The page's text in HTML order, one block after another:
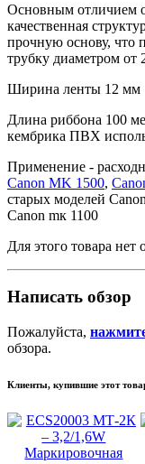
Основным отличием
качественная
прочную основу, что
трубку диаметром от
Ширина ленты 12 мм
Длина риббона 100
кембрика ПВХ
Применение -
Canon MK 1500,
старых моделей
Canon mк 1100
Для этого товара нет
Написать обзор
Пожалуйста,
обзора.
Клиенты, купившие этот